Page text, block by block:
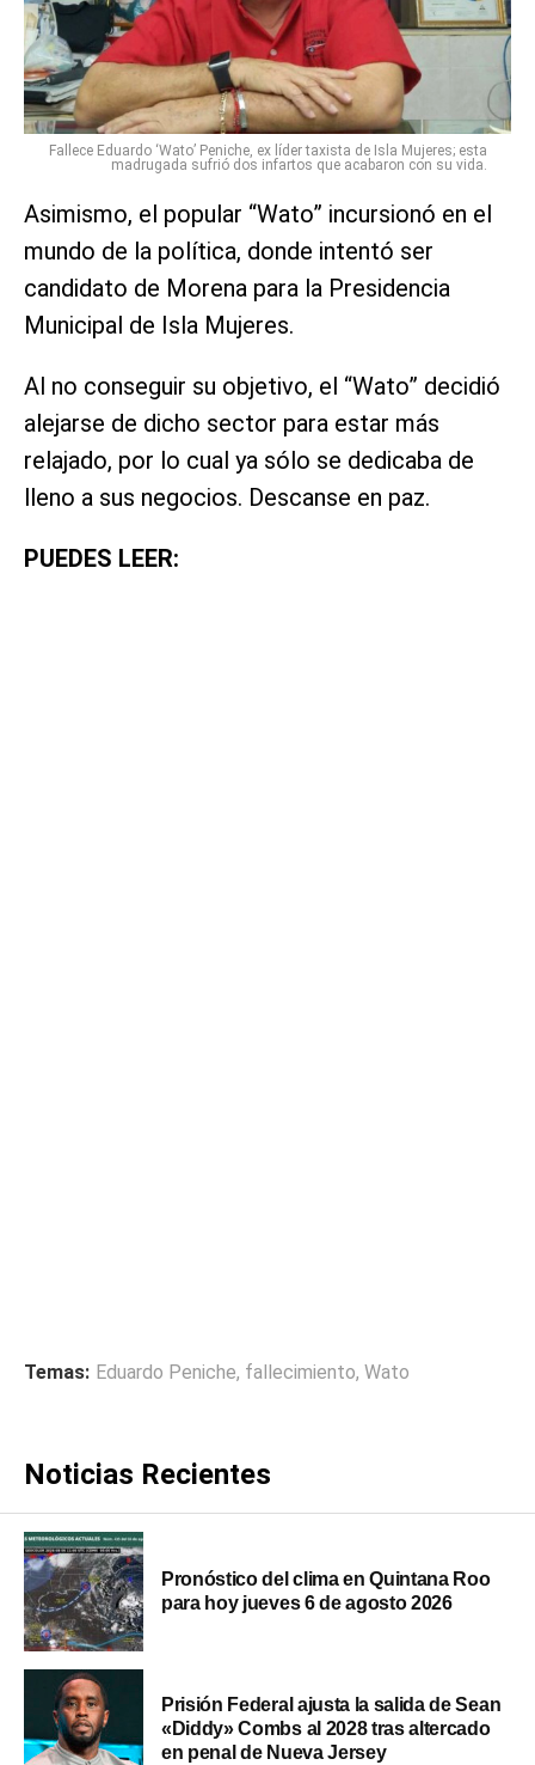
Fallece Eduardo ‘Wato’ Peniche, ex líder taxista de Isla Mujeres; esta
madrugada sufrió dos infartos que acabaron con su vida.
Asimismo, el popular “Wato” incursionó en el
mundo de la política, donde intentó ser
candidato de Morena para la Presidencia
Municipal de Isla Mujeres.
Al no conseguir su objetivo, el “Wato” decidió
alejarse de dicho sector para estar más
relajado, por lo cual ya sólo se dedicaba de
lleno a sus negocios. Descanse en paz.
PUEDES LEER:
Temas: Eduardo Peniche, fallecimiento, Wato
Noticias Recientes
Pronóstico del clima en Quintana Roo
para hoy jueves 6 de agosto 2026
Prisión Federal ajusta la salida de Sean
«Diddy» Combs al 2028 tras altercado
en penal de Nueva Jersey